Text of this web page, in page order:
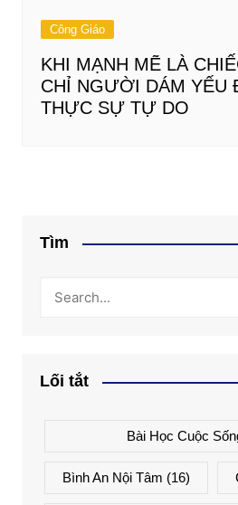
Công Giáo
KHI MẠNH MẼ LÀ
CHỈ NGƯỜI DÁM YẾU
THỰC SỰ TỰ DO
Tìm
Lối tắt
Bài Học Cuộc
Bình An Nội Tâm (16)